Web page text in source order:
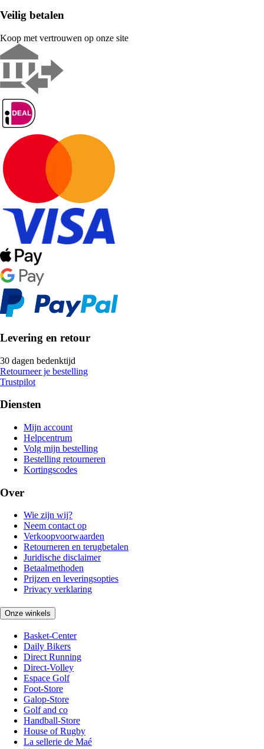
Veilig betalen
Koop met vertrouwen op onze site
Levering en retour
30 dagen bedenktijd
Retourneer je bestelling
Trustpilot
Diensten
Mijn account
Helpcentrum
Volg mijn bestelling
Bestelling retourneren
Kortingscodes
Over
Wie zijn wij?
Neem contact op
Verkoopvoorwaarden
Retourneren en terugbetalen
Juridische disclaimer
Betaalmethoden
Prijzen en leveringsopties
Privacy verklaring
Onze winkels
Basket-Center
Daily Bikers
Direct Running
Direct-Volley
Espace Golf
Foot-Store
Galop-Store
Golf and co
Handball-Store
House of Rugby
La sellerie de Maé